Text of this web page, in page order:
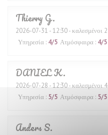
Thierry G
2026-07-31 - 12:30 - καλεσμένοι 2
Υπηρεσία : 4/5 Ατμόσφαιρα : 4/5
DANIELK
2026-07-28 - 12:30 - καλεσμένοι 4
Υπηρεσία : 5/5 Ατμόσφαιρα : 5/5
Anders S